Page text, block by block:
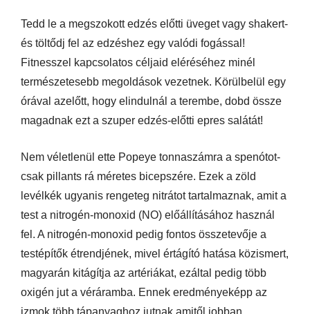
Tedd le a megszokott edzés előtti üveget vagy shakert-
és töltődj fel az edzéshez egy valódi fogással!
Fitnesszel kapcsolatos céljaid eléréséhez minél
természetesebb megoldások vezetnek. Körülbelül egy
órával azelőtt, hogy elindulnál a terembe, dobd össze
magadnak ezt a szuper edzés-előtti epres salátát!
Nem véletlenül ette Popeye tonnaszámra a spenótot-
csak pillants rá méretes bicepszére. Ezek a zöld
levélkék ugyanis rengeteg nitrátot tartalmaznak, amit a
test a nitrogén-monoxid (NO) előállításához használ
fel. A nitrogén-monoxid pedig fontos összetevője a
testépítők étrendjének, mivel értágító hatása közismert,
magyarán kitágítja az artériákat, ezáltal pedig több
oxigén jut a véráramba. Ennek eredményeképp az